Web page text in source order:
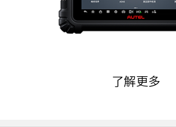
了解更多